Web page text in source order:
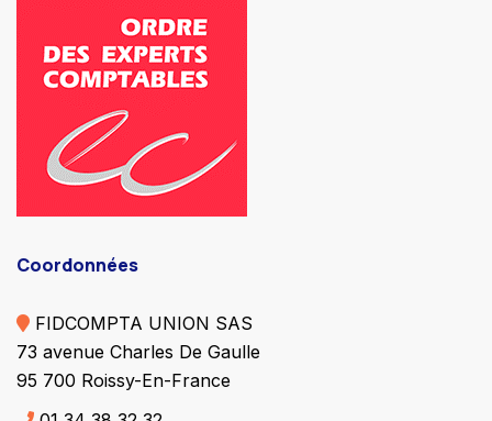
Coordonnées
FIDCOMPTA UNION SAS
73 avenue Charles De Gaulle
95 700 Roissy-En-France